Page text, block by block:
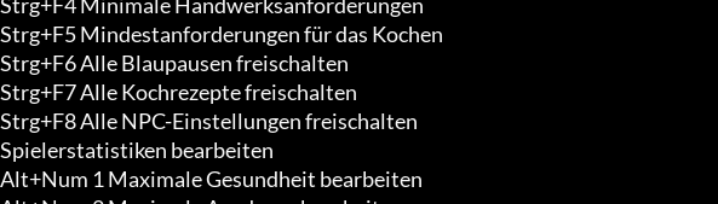
Strg+F5 Mindestanforderungen für das Kochen
Strg+F6 Alle Blaupausen freischalten
Strg+F7 Alle Kochrezepte freischalten
Strg+F8 Alle NPC-Einstellungen freischalten
Spielerstatistiken bearbeiten
Alt+Num 1 Maximale Gesundheit bearbeiten